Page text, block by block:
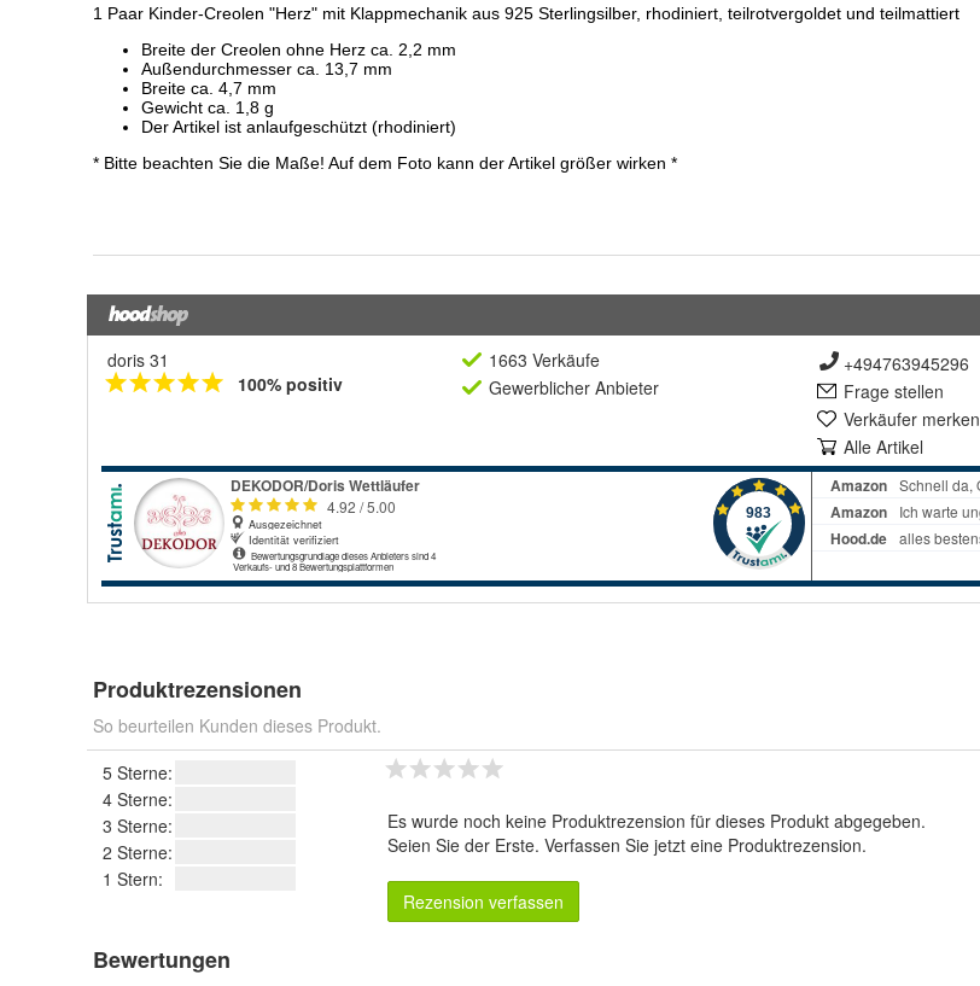
doris 31
100% positiv
1663 Verkäufe
Gewerblicher Anbieter
+494763945296
Frage stellen
Verkäufer merken
Alle Artikel
Produktrezensionen
So beurteilen Kunden dieses Produkt.
5 Sterne:
4 Sterne:
3 Sterne:
2 Sterne:
1 Stern:
Es wurde noch keine Produktrezension für dieses Produkt abgegeben.
Seien Sie der Erste. Verfassen Sie jetzt eine Produktrezension.
Rezension verfassen
Bewertungen